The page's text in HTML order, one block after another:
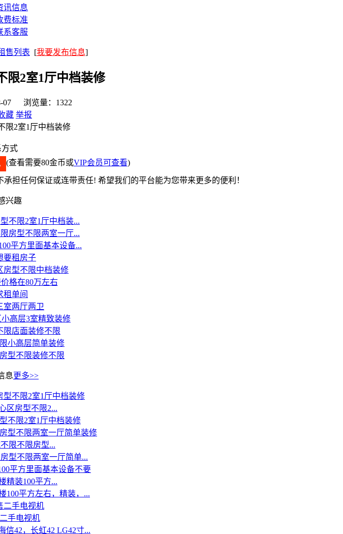
讯信息
费标准
系客服
售列表 [我要发布信息]
限2室1厅中档装修
07 浏览量：1322
藏 举报
限2室1厅中档装修
式
(查看需要80金币或VIP会员可查看)
担任何保证或连带责任! 希望我们的平台能为您带来更多的便利！
兴趣
不限2室1厅中档装...
房型不限两室一厅...
平方里面基本设备...
要租房子
房型不限中档装修
格在80万左右
租单间
室两厅两卫
高层3室精致装修
限店面装修不限
小高层简单装修
型不限装修不限
息更多>>
区房型不限2...
不限2室1厅中档装修
限不限房型...
型不限两室一厅简单...
精装100平方...
100平方左右，精装，...
手电视机
信42，长虹42 LG42寸...